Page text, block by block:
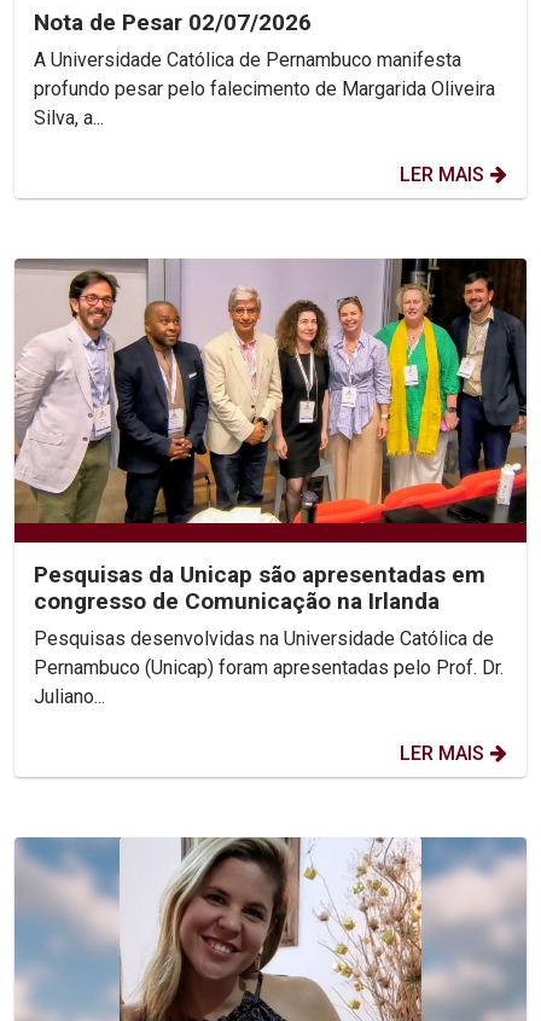
Nota de Pesar 02/07/2026
A Universidade Católica de Pernambuco manifesta
profundo pesar pelo falecimento de Margarida Oliveira
Silva, a...
LER MAIS
Pesquisas da Unicap são apresentadas em
congresso de Comunicação na Irlanda
Pesquisas desenvolvidas na Universidade Católica de
Pernambuco (Unicap) foram apresentadas pelo Prof. Dr.
Juliano...
LER MAIS